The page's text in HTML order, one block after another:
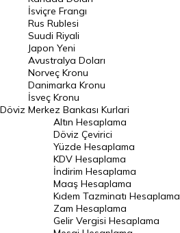
Riyal Kuru
Avustralya Doları
Danimarka Kronu Kuru
Kanada Doları Kuru
Norveç Kronu Kuru
İsveç Kronu Kuru
Japon Yeni Kuru
Serbest Piyasa Döviz Kurları
Merkez Bankası Döviz Kurları
Döviz
İsviçre Frangı
Rus Rublesi
Suudi Riyali
Japon Yeni
Avustralya Doları
Norveç Kronu
Danimarka Kronu
İsveç Kronu
Merkez Bankası Kurlari
Altın Hesaplama
Döviz Çevirici
Yüzde Hesaplama
KDV Hesaplama
İndirim Hesaplama
Maaş Hesaplama
Kıdem Tazminatı Hesaplama
Zam Hesaplama
Gelir Vergisi Hesaplama